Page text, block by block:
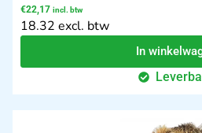
€22,17 incl. btw
18.32 excl. btw
In